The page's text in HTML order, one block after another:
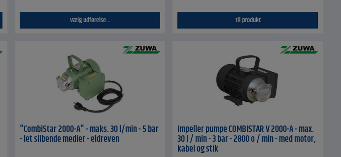
Vælg udførelse... Til produkt
"CombiStar 2000-A" - maks. 30 l/min - 5 bar
- let slibende medier - eldreven
Impeller pumpe COMBISTAR V 2000-A - max.
30 l / min - 3 bar - 2800 o / min - med motor,
kabel og stik